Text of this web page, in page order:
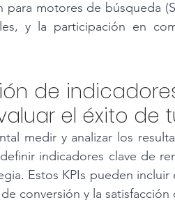
para motores de búsqueda
y la participación en
de
el éxito de
medir y analizar los
indicadores clave de
Estos KPIs pueden
conversión y la